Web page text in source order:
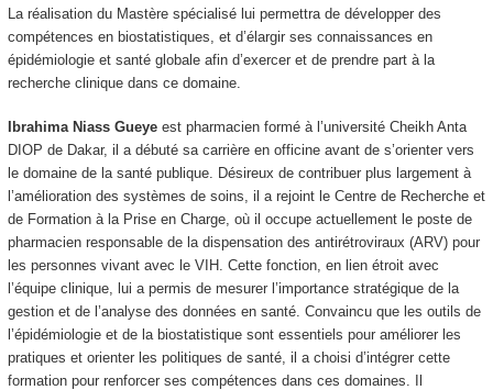
La réalisation du Mastère spécialisé lui permettra de développer des
compétences en biostatistiques, et d’élargir ses connaissances en
épidémiologie et santé globale afin d’exercer et de prendre part à la
recherche clinique dans ce domaine.
Ibrahima Niass Gueyeest pharmacien formé à l’université Cheikh Anta
DIOP de Dakar, il a débuté sa carrière en officine avant de s’orienter vers
le domaine de la santé publique. Désireux de contribuer plus largement à
l’amélioration des systèmes de soins, il a rejoint le Centre de Recherche et
de Formation à la Prise en Charge, où il occupe actuellement le poste de
pharmacien responsable de la dispensation des antirétroviraux (ARV) pour
les personnes vivant avec le VIH. Cette fonction, en lien étroit avec
l’équipe clinique, lui a permis de mesurer l’importance stratégique de la
gestion et de l’analyse des données en santé. Convaincu que les outils de
l’épidémiologie et de la biostatistique sont essentiels pour améliorer les
pratiques et orienter les politiques de santé, il a choisi d’intégrer cette
formation pour renforcer ses compétences dans ces domaines. Il